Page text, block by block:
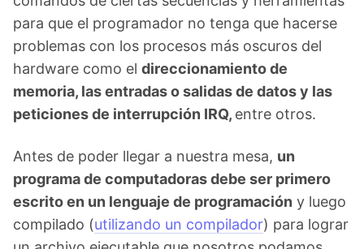
para que el programador no tenga que hacerse
problemas con los procesos más oscuros del
hardware como el
direccionamiento de
memoria, las entradas o salidas de datos y las
peticiones de interrupción IRQ,
entre otros.
programa de computadoras debe ser primero
escrito en un lenguaje de programación
compilado ( utilizando un compilador ) para lograr
un archivo ejecutable que nosotros podamos